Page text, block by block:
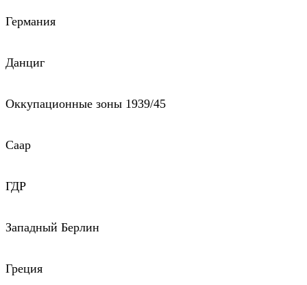
Германия
Данциг
Оккупационные зоны 1939/45
Саар
ГДР
Западный Берлин
Греция